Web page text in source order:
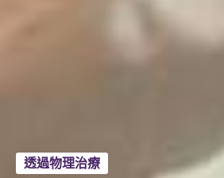
透過物理治療